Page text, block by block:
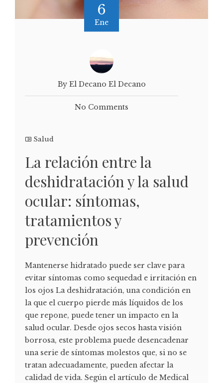
6
Ene
By El Decano El Decano
No Comments
Salud
La relación entre la
deshidratación y la salud
ocular: síntomas,
tratamientos y
prevención
Mantenerse hidratado puede ser clave para
evitar síntomas como sequedad e irritación en
los ojos La deshidratación, una condición en
la que el cuerpo pierde más líquidos de los
que repone, puede tener un impacto en la
salud ocular. Desde ojos secos hasta visión
borrosa, este problema puede desencadenar
una serie de síntomas molestos que, si no se
tratan adecuadamente, pueden afectar la
calidad de vida. Según el artículo de Medical